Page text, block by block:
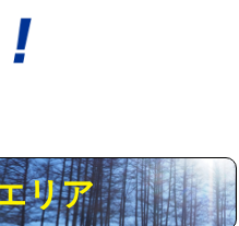
止
使
+8,800円
リア